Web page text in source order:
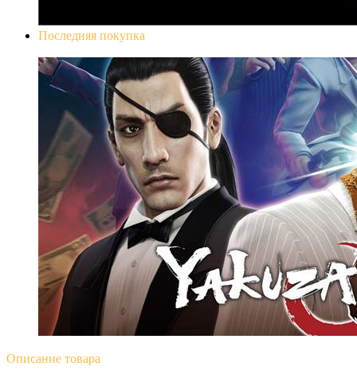
Последняя покупка
Описание товара